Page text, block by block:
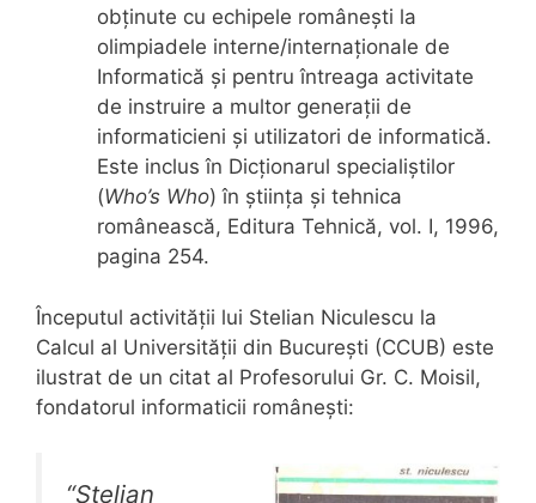
obținute cu echipele românești la
olimpiadele interne/internaționale de
Informatică și pentru întreaga activitate
de instruire a multor generații de
informaticieni și utilizatori de informatică.
Este inclus în Dicționarul specialiștilor
(Who’s Who) în știința și tehnica
românească, Editura Tehnică, vol. I, 1996,
pagina 254.
Începutul activității lui Stelian Niculescu la
Calcul al Universității din București (CCUB) este
ilustrat de un citat al Profesorului Gr. C. Moisil,
fondatorul informaticii românești:
“Stelian